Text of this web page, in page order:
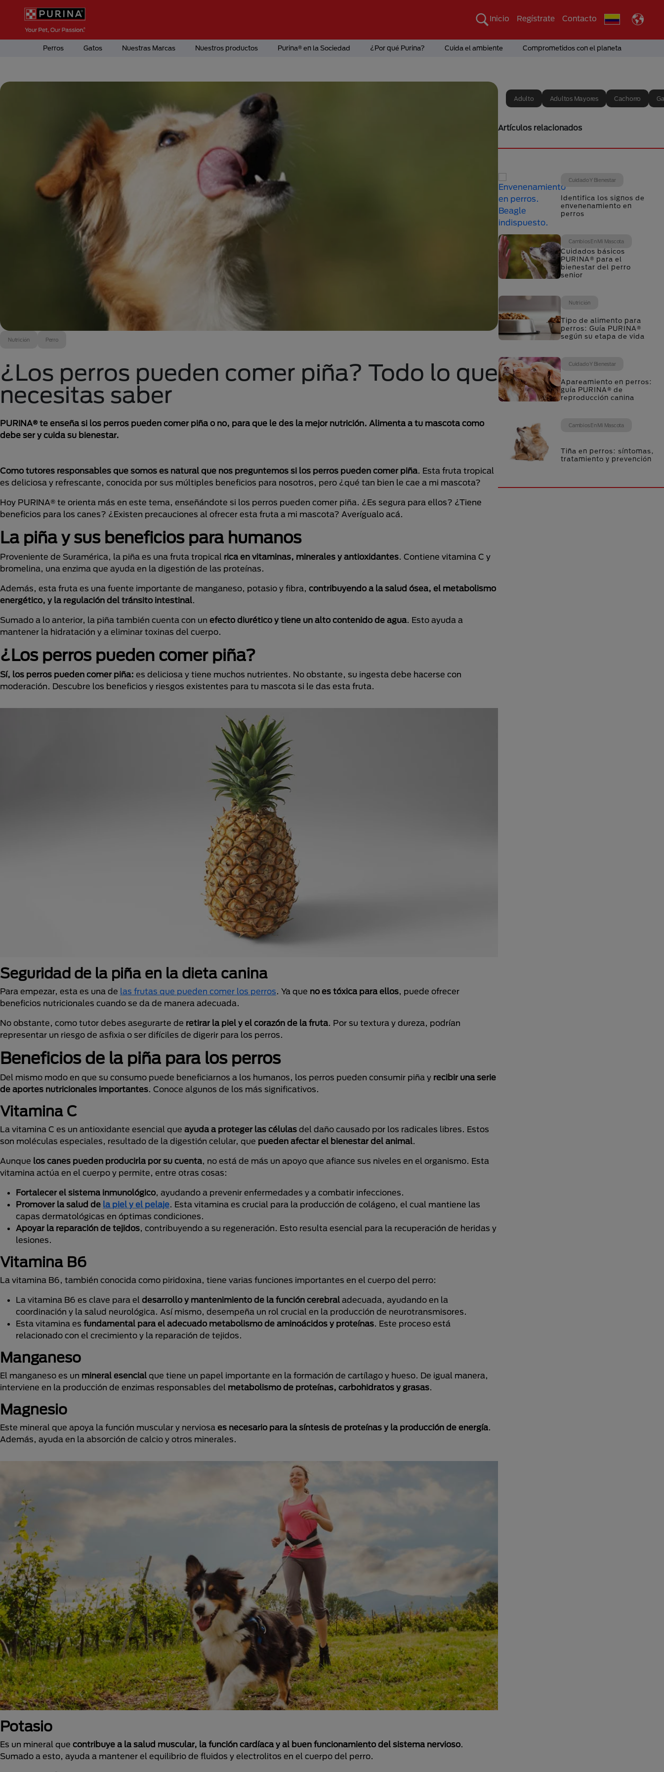
Pasar al contenido principal
Menú Secundario Purina
Inicio Regístrate Contacto
Menú Principal Purina
Perros Gatos Nuestras Marcas Nuestros productos Purina® en la Sociedad ¿Por qué Purina? Cuida el ambiente Comprometidos con el planeta
Nutrición Perro
¿Los perros pueden comer piña? Todo lo que
necesitas saber
PURINA® te enseña si los perros pueden comer piña o no, para que le des la mejor nutrición. Alimenta a tu mascota como
debe ser y cuida su bienestar.
Como tutores responsables que somos es natural que nos preguntemos si los perros pueden comer piña. Esta fruta tropical
es deliciosa y refrescante, conocida por sus múltiples beneficios para nosotros, pero ¿qué tan bien le cae a mi mascota?
Hoy PURINA® te orienta más en este tema, enseñándote si los perros pueden comer piña. ¿Es segura para ellos? ¿Tiene
beneficios para los canes? ¿Existen precauciones al ofrecer esta fruta a mi mascota? Averígualo acá.
La piña y sus beneficios para humanos
Proveniente de Suramérica, la piña es una fruta tropical rica en vitaminas, minerales y antioxidantes. Contiene vitamina C y
bromelina, una enzima que ayuda en la digestión de las proteínas.
Además, esta fruta es una fuente importante de manganeso, potasio y fibra, contribuyendo a la salud ósea, el metabolismo
energético, y la regulación del tránsito intestinal.
Sumado a lo anterior, la piña también cuenta con un efecto diurético y tiene un alto contenido de agua. Esto ayuda a
mantener la hidratación y a eliminar toxinas del cuerpo.
¿Los perros pueden comer piña?
Sí, los perros pueden comer piña: es deliciosa y tiene muchos nutrientes. No obstante, su ingesta debe hacerse con
moderación. Descubre los beneficios y riesgos existentes para tu mascota si le das esta fruta.
Seguridad de la piña en la dieta canina
Para empezar, esta es una de las frutas que pueden comer los perros. Ya que no es tóxica para ellos, puede ofrecer
beneficios nutricionales cuando se da de manera adecuada.
No obstante, como tutor debes asegurarte de retirar la piel y el corazón de la fruta. Por su textura y dureza, podrían
representar un riesgo de asfixia o ser difíciles de digerir para los perros.
Beneficios de la piña para los perros
Del mismo modo en que su consumo puede beneficiarnos a los humanos, los perros pueden consumir piña y recibir una serie
de aportes nutricionales importantes. Conoce algunos de los más significativos.
Vitamina C
La vitamina C es un antioxidante esencial que ayuda a proteger las células del daño causado por los radicales libres. Estos
son moléculas especiales, resultado de la digestión celular, que pueden afectar el bienestar del animal.
Aunque los canes pueden producirla por su cuenta, no está de más un apoyo que afiance sus niveles en el organismo. Esta
vitamina actúa en el cuerpo y permite, entre otras cosas:
Fortalecer el sistema inmunológico, ayudando a prevenir enfermedades y a combatir infecciones.
Promover la salud de la piel y el pelaje. Esta vitamina es crucial para la producción de colágeno, el cual mantiene las
capas dermatológicas en óptimas condiciones.
Apoyar la reparación de tejidos, contribuyendo a su regeneración. Esto resulta esencial para la recuperación de heridas y
lesiones.
Vitamina B6
La vitamina B6, también conocida como piridoxina, tiene varias funciones importantes en el cuerpo del perro:
La vitamina B6 es clave para el desarrollo y mantenimiento de la función cerebral adecuada, ayudando en la
coordinación y la salud neurológica. Así mismo, desempeña un rol crucial en la producción de neurotransmisores.
Esta vitamina es fundamental para el adecuado metabolismo de aminoácidos y proteínas. Este proceso está
relacionado con el crecimiento y la reparación de tejidos.
Manganeso
El manganeso es un mineral esencial que tiene un papel importante en la formación de cartílago y hueso. De igual manera,
interviene en la producción de enzimas responsables del metabolismo de proteínas, carbohidratos y grasas.
Magnesio
Este mineral que apoya la función muscular y nerviosa es necesario para la síntesis de proteínas y la producción de energía.
Además, ayuda en la absorción de calcio y otros minerales.
Potasio
Es un mineral que contribuye a la salud muscular, la función cardíaca y al buen funcionamiento del sistema nervioso.
Sumado a esto, ayuda a mantener el equilibrio de fluidos y electrolitos en el cuerpo del perro.
Adulto Adultos Mayores Cachorro
Artículos relacionados
Cuidado Y Bienestar
Identifica los signos de
envenenamiento en
perros
Cambios En Mi Mascota
Cuidados básicos
PURINA® para el
bienestar del perro
senior
Nutrición
Tipo de alimento para
perros: Guía PURINA®
según su etapa de vida
Cuidado Y Bienestar
Apareamiento en perros:
guía PURINA® de
reproducción canina
Cambios En Mi Mascota
Tiña en perros: síntomas,
tratamiento y prevención